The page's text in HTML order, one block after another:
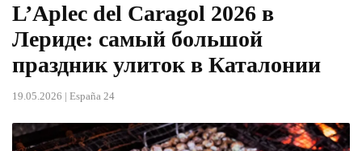
L’Aplec del Caragol 2026 в
Лериде: самый большой
праздник улиток в Каталонии
19.05.2026 | España 24